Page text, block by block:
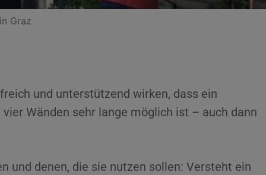
Graz
und unterstützend wirken, dass ein
Wänden sehr lange möglich ist – auch dann
und denen, die sie nutzen sollen: Versteht ein